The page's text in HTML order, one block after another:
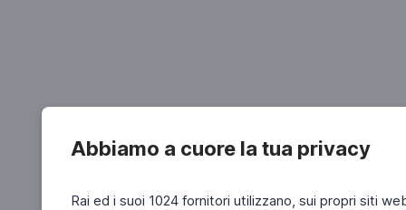
Abbiamo a cuore la tua privacy
Rai ed i suoi 1024 fornitori utilizzano, sui propri siti